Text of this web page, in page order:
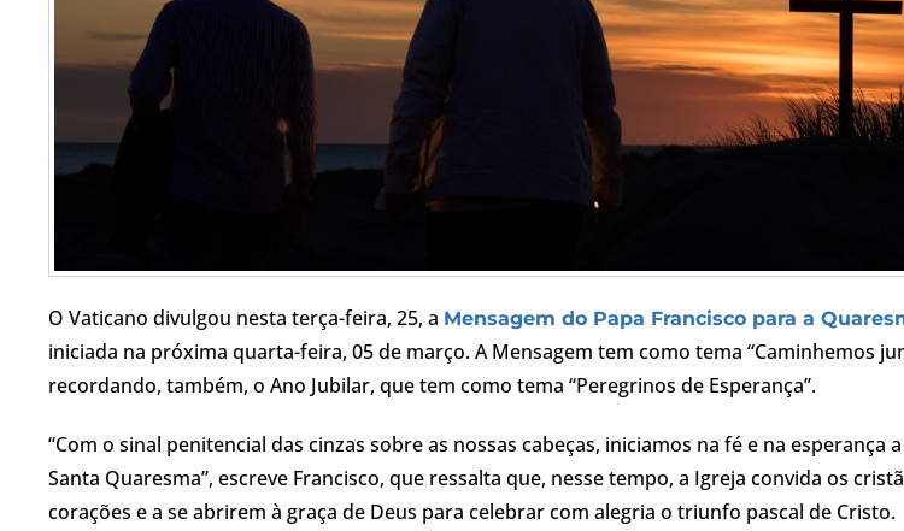
O Vaticano divulgou nesta terça-feira, 25, a Mensagem do Papa Francisco para a
iniciada na próxima quarta-feira, 05 de março. A Mensagem tem como tema “Caminhemos
recordando, também, o Ano Jubilar, que tem como tema “Peregrinos de Esperança”.
“Com o sinal penitencial das cinzas sobre as nossas cabeças, iniciamos na fé e na esperança
Santa Quaresma”, escreve Francisco, que ressalta que, nesse tempo, a Igreja convida os
corações e a se abrirem à graça de Deus para celebrar com alegria o triunfo pascal de Cristo.